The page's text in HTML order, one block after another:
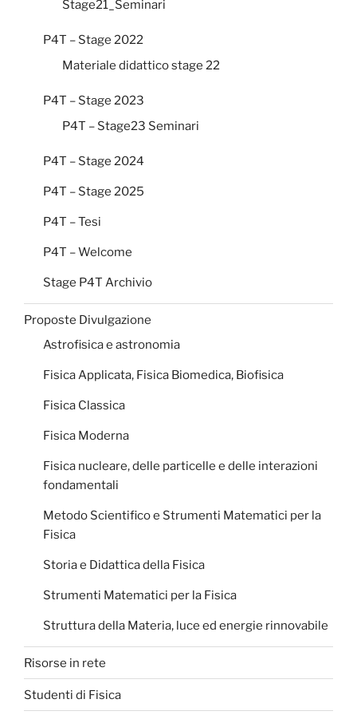
Stage21_Seminari
P4T – Stage 2022
Materiale didattico stage 22
P4T – Stage 2023
P4T – Stage23 Seminari
P4T – Stage 2024
P4T – Stage 2025
P4T – Tesi
P4T – Welcome
Stage P4T Archivio
Proposte Divulgazione
Astrofisica e astronomia
Fisica Applicata, Fisica Biomedica, Biofisica
Fisica Classica
Fisica Moderna
Fisica nucleare, delle particelle e delle interazioni
fondamentali
Metodo Scientifico e Strumenti Matematici per la
Fisica
Storia e Didattica della Fisica
Strumenti Matematici per la Fisica
Struttura della Materia, luce ed energie rinnovabile
Risorse in rete
Studenti di Fisica